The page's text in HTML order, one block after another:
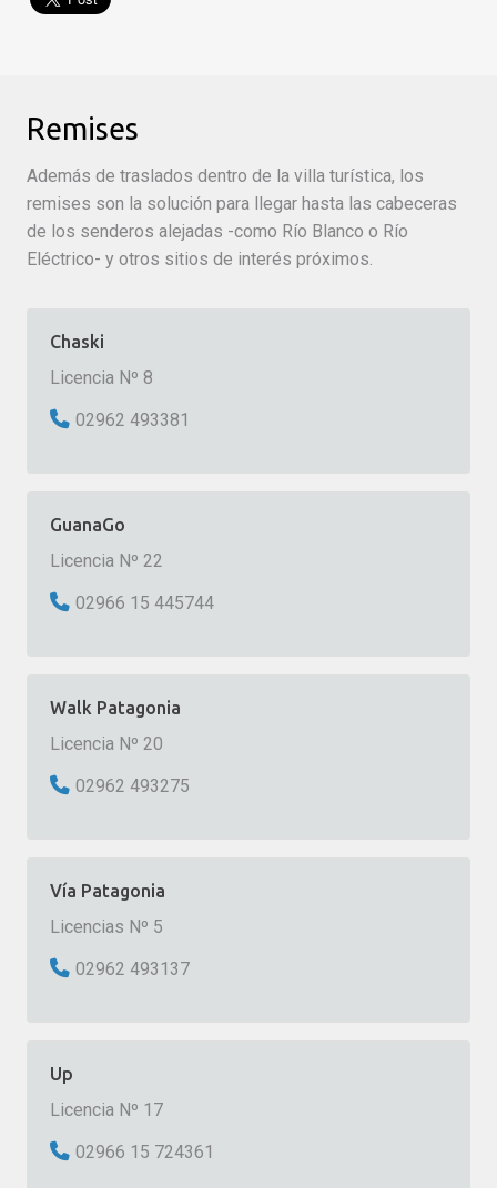
Remises
Además de traslados dentro de la villa turística, los
remises son la solución para llegar hasta las cabeceras
de los senderos alejadas -como Río Blanco o Río
Eléctrico- y otros sitios de interés próximos.
Chaski
Licencia Nº 8
02962 493381
GuanaGo
Licencia Nº 22
02966 15 445744
Walk Patagonia
Licencia Nº 20
02962 493275
Vía Patagonia
Licencias Nº 5
02962 493137
Up
Licencia Nº 17
02966 15 724361